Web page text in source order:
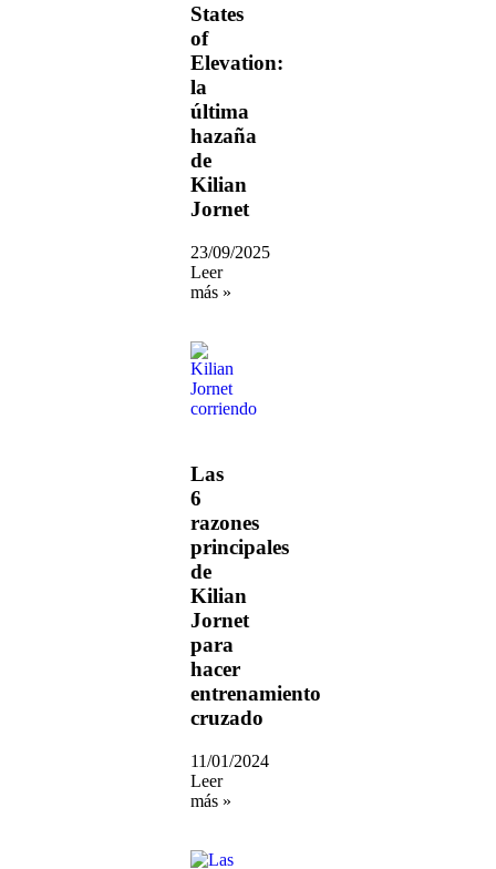
States
of
Elevation:
la
última
hazaña
de
Kilian
Jornet
23/09/2025
Leer
más »
Las
6
razones
principales
de
Kilian
Jornet
para
hacer
entrenamiento
cruzado
11/01/2024
Leer
más »